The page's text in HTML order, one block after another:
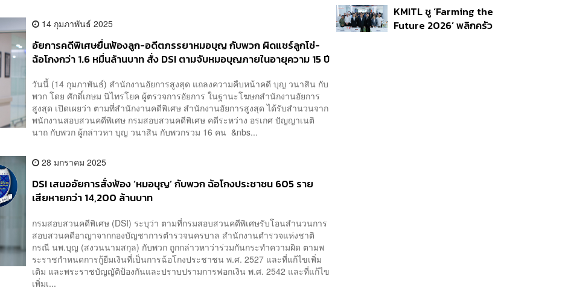
14 กุมภาพันธ์ 2025
อัยการคดีพิเศษยื่นฟ้องลูก-อดีตภรรยาหมอบุญ กับพวก ผิดแชร์ลูกโซ่-
ฉ้อโกงกว่า 1.6 หมื่นล้านบาท สั่ง DSI ตามจับหมอบุญภายในอายุความ 15 ปี
วันนี้ (14 กุมภาพันธ์) สำนักงานอัยการสูงสุด แถลงความคืบหน้าคดี บุญ วนาสิน กับ
พวก โดย ศักดิ์เกษม นิไทรโยค ผู้ตรวจการอัยการ ในฐานะโฆษกสำนักงานอัยการ
สูงสุด เปิดเผยว่า ตามที่สำนักงานคดีพิเศษ สำนักงานอัยการสูงสุด ได้รับสำนวนจาก
พนักงานสอบสวนคดีพิเศษ กรมสอบสวนคดีพิเศษ คดีระหว่าง อรเกศ ปัญญาเนติ
นาถ กับพวก ผู้กล่าวหา บุญ วนาสิน กับพวกรวม 16 คน &nbs...
28 มกราคม 2025
DSI เสนออัยการสั่งฟ้อง ‘หมอบุญ’ กับพวก ฉ้อโกงประชาชน 605 ราย
เสียหายกว่า 14,200 ล้านบาท
กรมสอบสวนคดีพิเศษ (DSI) ระบุว่า ตามที่กรมสอบสวนคดีพิเศษรับโอนสำนวนการ
สอบสวนคดีอาญาจากกองบัญชาการตำรวจนครบาล สำนักงานตำรวจแห่งชาติ
กรณี นพ.บุญ (สงวนนามสกุล) กับพวก ถูกกล่าวหาว่าร่วมกันกระทำความผิด ตามพ
ระราชกำหนดการกู้ยืมเงินที่เป็นการฉ้อโกงประชาชน พ.ศ. 2527 และที่แก้ไขเพิ่ม
เติม และพระราชบัญญัติป้องกันและปราบปรามการฟอกเงิน พ.ศ. 2542 และที่แก้ไข
เพิ่มเ...
ล่าสุด
KMITL ชู ‘Farming the
Future 2026’ พลิกครัว